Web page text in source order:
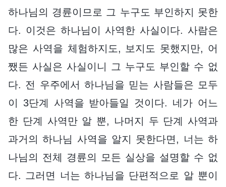
하나님의 경륜이므로 그 누구도 부인하지 못한
다. 이것은 하나님이 사역한 사실이다. 사람은
많은 사역을 체험하지도, 보지도 못했지만, 어
쨌든 사실은 사실이니 그 누구도 부인할 수 없
다. 전 우주에서 하나님을 믿는 사람들은 모두
이 3단계 사역을 받아들일 것이다. 네가 어느
한 단계 사역만 알 뿐, 나머지 두 단계 사역과
과거의 하나님 사역을 알지 못한다면, 너는 하
나님의 전체 경륜의 모든 실상을 설명할 수 없
다. 그러면 너는 하나님을 단편적으로 알 뿐이